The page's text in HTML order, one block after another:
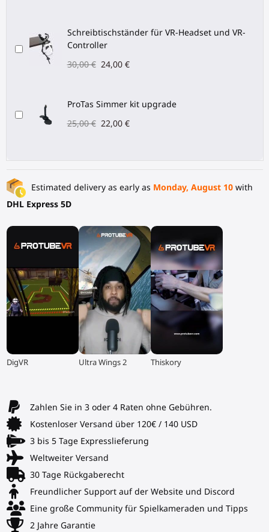
Schreibtischständer für VR-Headset und VR-
Controller
30,00 € 24,00 €
ProTas Simmer kit upgrade
25,00 € 22,00 €
Estimated delivery as early as Monday, August 10with
DHL Express 5D
▶
DigVR ▶
Ultra Wings 2 ▶
Thiskory
Zahlen Sie in 3 oder 4 Raten ohne Gebühren.
Kostenloser Versand über 120€ / 140 USD
3 bis 5 Tage Expresslieferung
Weltweiter Versand
30 Tage Rückgaberecht
Freundlicher Support auf der Website und Discord
Eine große Community für Spielkameraden und Tipps
2 Jahre Garantie